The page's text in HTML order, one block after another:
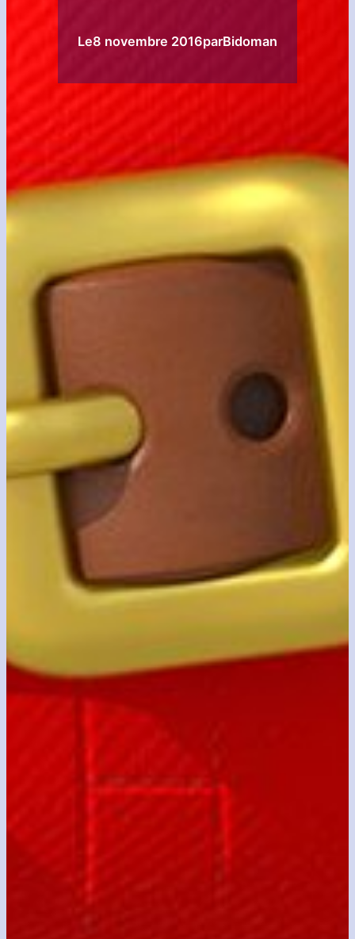
Le8 novembre 2016parBidoman